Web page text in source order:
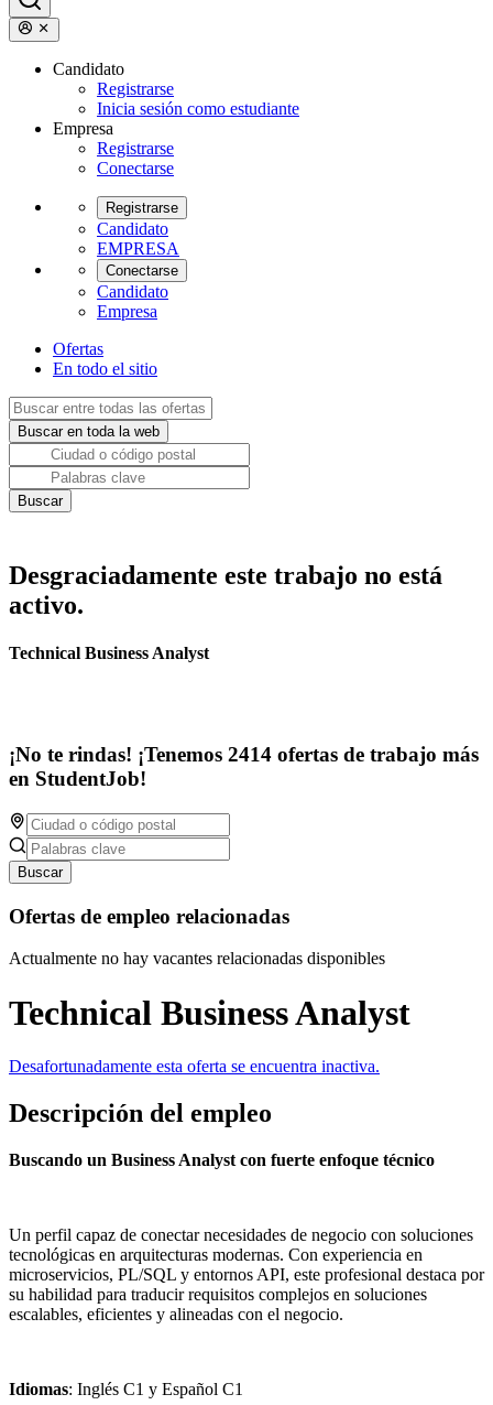
Candidato
Registrarse
Inicia sesión como estudiante
Empresa
Registrarse
Conectarse
Registrarse
Candidato
EMPRESA
Conectarse
Candidato
Empresa
Ofertas
En todo el sitio
Desgraciadamente este trabajo no está
activo.
Technical Business Analyst
¡No te rindas! ¡Tenemos 2414 ofertas de trabajo más
en StudentJob!
Buscar
Ofertas de empleo relacionadas
Actualmente no hay vacantes relacionadas disponibles
Technical Business Analyst
Desafortunadamente esta oferta se encuentra inactiva.
Descripción del empleo
Buscando un Business Analyst con fuerte enfoque técnico
Un perfil capaz de conectar necesidades de negocio con soluciones
tecnológicas en arquitecturas modernas. Con experiencia en
microservicios, PL/SQL y entornos API, este profesional destaca por
su habilidad para traducir requisitos complejos en soluciones
escalables, eficientes y alineadas con el negocio.
Idiomas: Inglés C1 y Español C1